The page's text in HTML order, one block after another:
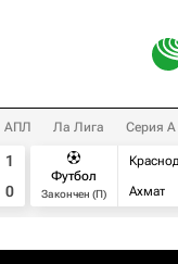
АПЛ Ла Лига Серия А
1
0
Футбол
Закончен (П)
Ахмат